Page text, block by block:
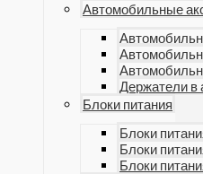
Автомобильные
Держатели в
Блоки питания
Блоки
Блоки
Блоки